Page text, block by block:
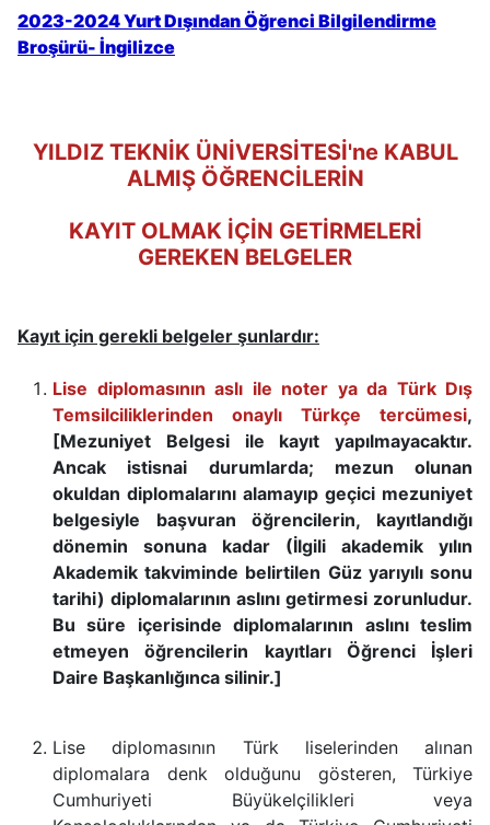
2023-2024 Yurt Dışından Öğrenci Bilgilendirme
Broşürü- İngilizce
YILDIZ TEKNİK ÜNİVERSİTESİ'ne KABUL
ALMIŞ ÖĞRENCİLERİN
KAYIT OLMAK İÇİN GETİRMELERİ
GEREKEN BELGELER
Kayıt için gerekli belgeler şunlardır:
Lise diplomasının aslı ile noter ya da Türk Dış
Temsilciliklerinden onaylı Türkçe tercümesi,
[Mezuniyet Belgesi ile kayıt yapılmayacaktır.
Ancak istisnai durumlarda; mezun olunan
okuldan diplomalarını alamayıp geçici mezuniyet
belgesiyle başvuran öğrencilerin, kayıtlandığı
dönemin sonuna kadar (İlgili akademik yılın
Akademik takviminde belirtilen Güz yarıyılı sonu
tarihi) diplomalarının aslını getirmesi zorunludur.
Bu süre içerisinde diplomalarının aslını teslim
etmeyen öğrencilerin kayıtları Öğrenci İşleri
Daire Başkanlığınca silinir.]
Lise diplomasının Türk liselerinden alınan
diplomalara denk olduğunu gösteren, Türkiye
Cumhuriyeti Büyükelçilikleri veya